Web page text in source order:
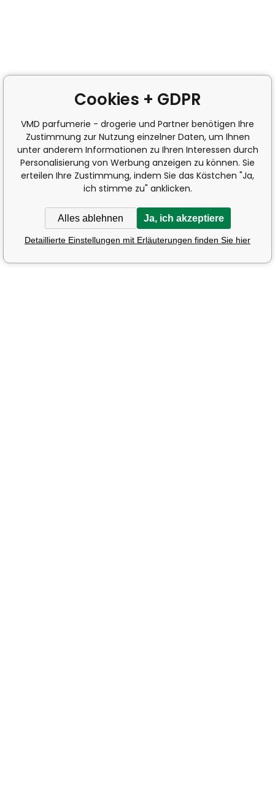
Cookies + GDPR
VMD parfumerie - drogerie und Partner benötigen Ihre
Zustimmung zur Nutzung einzelner Daten, um Ihnen
unter anderem Informationen zu Ihren Interessen durch
Personalisierung von Werbung anzeigen zu können. Sie
erteilen Ihre Zustimmung, indem Sie das Kästchen "Ja,
ich stimme zu" anklicken.
Alles ablehnen Ja, ich akzeptiere
Detaillierte Einstellungen mit Erläuterungen finden Sie hier